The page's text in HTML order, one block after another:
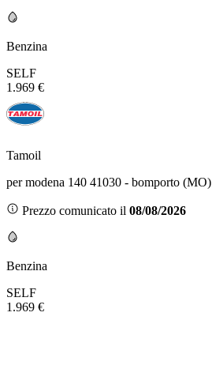
Benzina
SELF
1.969 €
Tamoil
per modena 140 41030 - bomporto (MO)
Prezzo comunicato il 08/08/2026
Benzina
SELF
1.969 €